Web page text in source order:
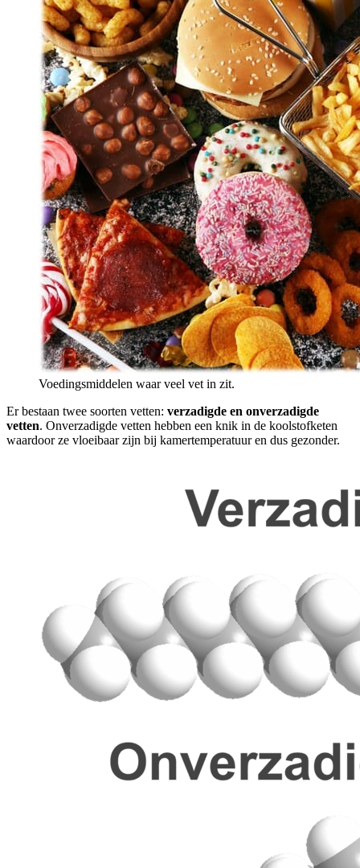
Voedingsmiddelen waar veel vet in zit.
Er bestaan twee soorten vetten: verzadigde en onverzadigde
vetten. Onverzadigde vetten hebben een knik in de koolstofketen
waardoor ze vloeibaar zijn bij kamertemperatuur en dus gezonder.